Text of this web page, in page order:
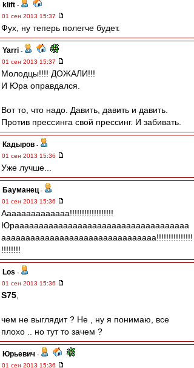
klift -
01 сен 2013 15:37
Фух, ну теперь полегче будет.
Yarri -
01 сен 2013 15:37
Молодцы!!!! ДОЖАЛИ!!!
И Юра оправдался.
Вот то, что надо. Давить, давить и давить.
Против прессинга свой прессинг. И забивать.
Кадыров -
01 сен 2013 15:36
Уже лучше...
Бауманец -
01 сен 2013 15:36
Аааааааааааааа!!!!!!!!!!!!!!!!!!
Юраааааааааааааааааааааааааааааааааааа
аааааааааааааааааааааааааааааааа!!!!!!!!!!!!!!!
!!!!!!!!
Los -
01 сен 2013 15:36
S75
чем не выглядит ? Не , ну я понимаю, все
плохо .. но тут то зачем ?
Юрьевич -
01 сен 2013 15:36